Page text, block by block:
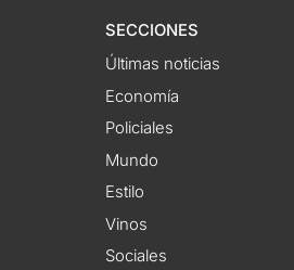
SECCIONES
Últimas noticias
Economía
Policiales
Mundo
Estilo
Vinos
Sociales